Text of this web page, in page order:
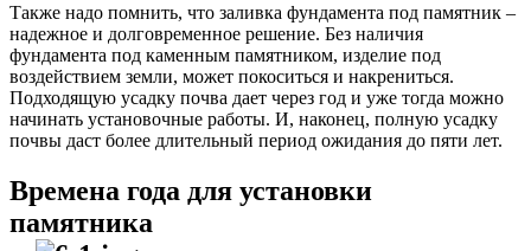
Также надо помнить, что заливка фундамента под памятник –
надежное и долговременное решение. Без наличия
фундамента под каменным памятником, изделие под
воздействием земли, может покоситься и накрениться.
Подходящую усадку почва дает через год и уже тогда можно
начинать установочные работы. И, наконец, полную усадку
почвы даст более длительный период ожидания до пяти лет.
Времена года для установки
памятника